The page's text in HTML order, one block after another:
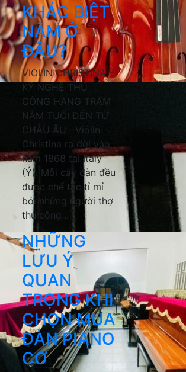
KHÁC BIỆT
NẰM Ở
ĐÂU?
VIOLIN CHRISTINA –
KỸ NGHỆ THỦ
CÔNG HÀNG TRĂM
NĂM TUỔI ĐẾN TỪ
CHÂU ÂU Violin
Christina ra đời vào
năm 1868 tại Italy
(Ý). Mỗi cây đàn đều
được chế tác tỉ mỉ
bởi những người thợ
thủ công...
NHỮNG
LƯU Ý
QUAN
TRỌNG KHI
CHỌN MUA
ĐÀN PIANO
CƠ